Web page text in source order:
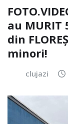
au MURIT
din
minori!
clujazi